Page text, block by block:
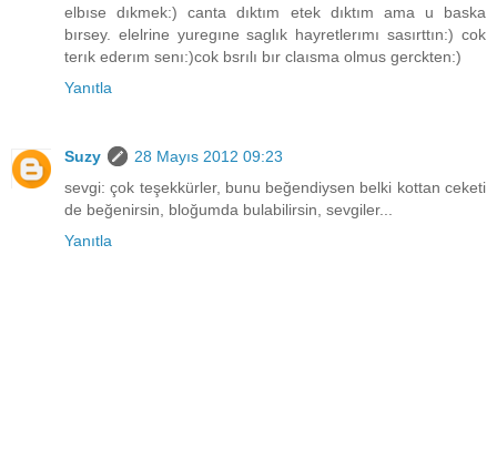
elbıse dıkmek:) canta dıktım etek dıktım ama u baska
bırsey. elelrine yuregıne saglık hayretlerımı sasırttın:) cok
terık ederım senı:)cok bsrılı bır claısma olmus gerckten:)
Yanıtla
Suzy
28 Mayıs 2012 09:23
sevgi: çok teşekkürler, bunu beğendiysen belki kottan ceketi
de beğenirsin, bloğumda bulabilirsin, sevgiler...
Yanıtla